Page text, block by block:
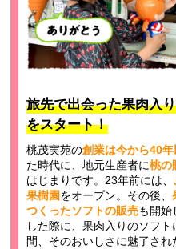
旅先で出会った果肉入
をスタート！
桃茂実苑の創業は今から40
た時代に、地元生産者に桃の
はじまりです。23年前には、
果樹園をオープン。その後、
つくったソフトの販売も開始
した際に、果肉入りのソフ
間、そのおいしさに魅了され